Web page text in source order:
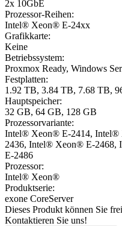
2x 10GbE
Prozessor-Reihen:
Intel® Xeon® E-24xx
Grafikkarte:
Keine
Betriebssystem:
Proxmox Ready, Windows
Festplatten:
1.92 TB, 3.84 TB, 7.68 TB,
Hauptspeicher:
32 GB, 64 GB, 128 GB
Prozessorvariante:
Intel® Xeon® E-2414,
2436, Intel® Xeon® E-
E-2486
Prozessor:
Intel® Xeon®
Produktserie:
exone CoreServer
Dieses Produkt können Sie
Kontaktieren Sie uns!